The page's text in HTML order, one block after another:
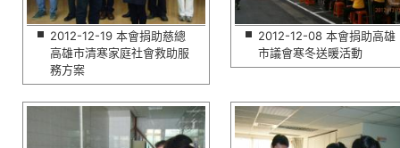
2012-12-19 本會捐助慈總
高雄市清寒家庭社會救助服
務方案
2012-12-08 本會捐助高雄
市議會寒冬送暖活動